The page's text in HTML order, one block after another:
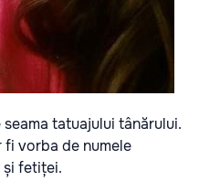
tatuajului tânărului.
fi vorba de numele
și fetiței.